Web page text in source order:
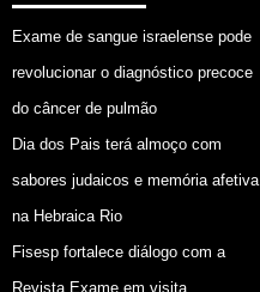
Exame de sangue israelense pode
revolucionar o diagnóstico precoce
do câncer de pulmão
Dia dos Pais terá almoço com
sabores judaicos e memória afetiva
na Hebraica Rio
Fisesp fortalece diálogo com a
Revista Exame em visita